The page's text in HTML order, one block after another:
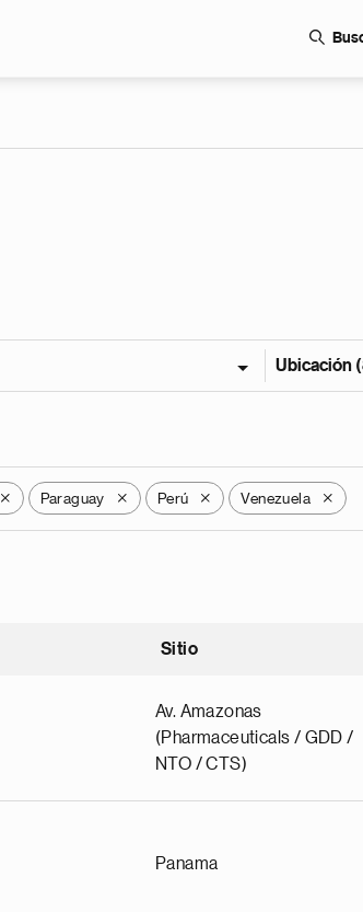
Ubicación
X Paraguay X Perú X Venezuela X
Sitio
Av. Amazonas
(Pharmaceuticals / GDD /
NTO / CTS)
Panama